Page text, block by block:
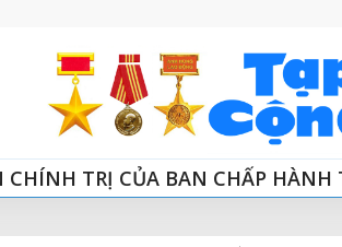
CHÍNH TRỊ CỦA BAN CHẤP